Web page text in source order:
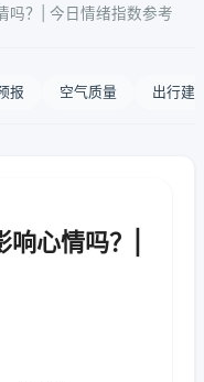
吗？| 今日情绪指数参考
报 空气质量 出行建
心情吗？|